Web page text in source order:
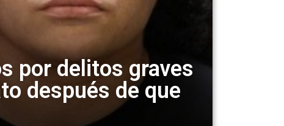
por delitos graves
después de que